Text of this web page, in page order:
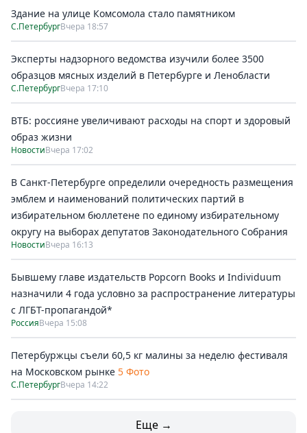
Здание на улице Комсомола стало памятником
С.ПетербургВчера 18:57
Эксперты надзорного ведомства изучили более 3500
образцов мясных изделий в Петербурге и Ленобласти
С.ПетербургВчера 17:10
ВТБ: россияне увеличивают расходы на спорт и здоровый
образ жизни
НовостиВчера 17:02
В Санкт-Петербурге определили очередность размещения
эмблем и наименований политических партий в
избирательном бюллетене по единому избирательному
округу на выборах депутатов Законодательного Собрания
НовостиВчера 16:13
Бывшему главе издательств Popcorn Books и Individuum
назначили 4 года условно за распространение литературы
с ЛГБТ-пропагандой*
РоссияВчера 15:08
Петербуржцы съели 60,5 кг малины за неделю фестиваля
на Московском рынке 5 Фото
С.ПетербургВчера 14:22
Еще →